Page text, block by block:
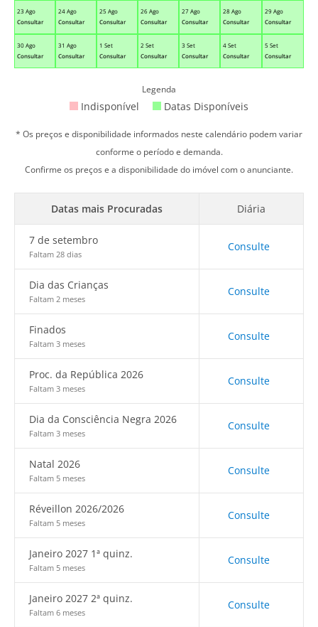
23 Ago
Consultar
24 Ago
Consultar
25 Ago
Consultar
26 Ago
Consultar
27 Ago
Consultar
28 Ago
Consultar
29 Ago
Consultar
30 Ago
Consultar
31 Ago
Consultar
1 Set
Consultar
2 Set
Consultar
3 Set
Consultar
4 Set
Consultar
5 Set
Consultar
Legenda
Indisponível Datas Disponíveis
* Os preços e disponibilidade informados neste calendário podem variar
conforme o período e demanda.
Confirme os preços e a disponibilidade do imóvel com o anunciante.
Datas mais Procuradas Diária
7 de setembro
Faltam 28 dias
Consulte
Dia das Crianças
Faltam 2 meses
Consulte
Finados
Faltam 3 meses
Consulte
Proc. da República 2026
Faltam 3 meses
Consulte
Dia da Consciência Negra 2026
Faltam 3 meses
Consulte
Natal 2026
Faltam 5 meses
Consulte
Réveillon 2026/2026
Faltam 5 meses
Consulte
Janeiro 2027 1ª quinz.
Faltam 5 meses
Consulte
Janeiro 2027 2ª quinz.
Faltam 6 meses
Consulte